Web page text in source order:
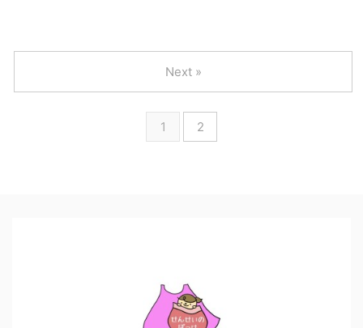
1 2
Next »